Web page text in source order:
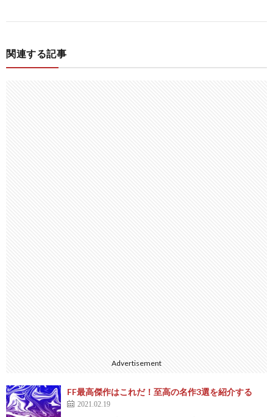
関連する記事
Advertisement
FF最高傑作はこれだ！至高の名作3選を紹介する
2021.02.19